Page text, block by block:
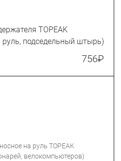
TOPEAK
руль, подседельный штырь)
756₽